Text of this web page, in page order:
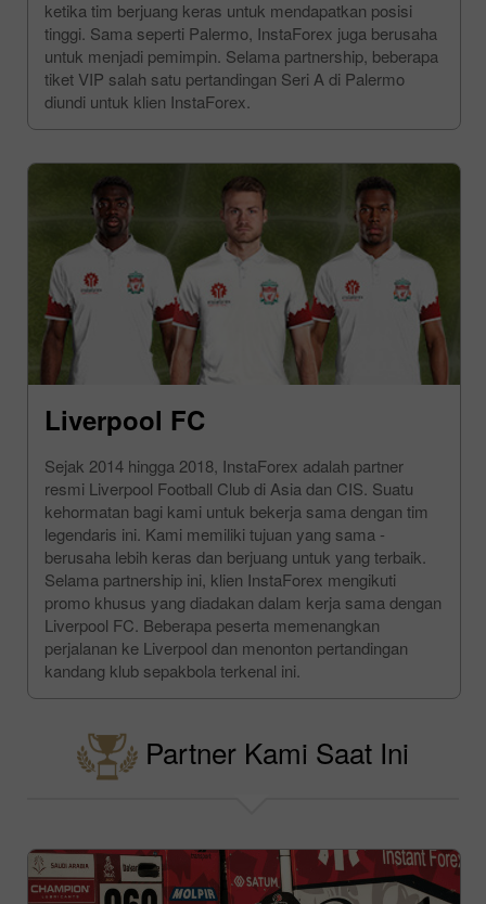
ketika tim berjuang keras untuk mendapatkan posisi
tinggi. Sama seperti Palermo, InstaForex juga berusaha
untuk menjadi pemimpin. Selama partnership, beberapa
tiket VIP salah satu pertandingan Seri A di Palermo
diundi untuk klien InstaForex.
Liverpool FC
Sejak 2014 hingga 2018, InstaForex adalah partner
resmi Liverpool Football Club di Asia dan CIS. Suatu
kehormatan bagi kami untuk bekerja sama dengan tim
legendaris ini. Kami memiliki tujuan yang sama -
berusaha lebih keras dan berjuang untuk yang terbaik.
Selama partnership ini, klien InstaForex mengikuti
promo khusus yang diadakan dalam kerja sama dengan
Liverpool FC. Beberapa peserta memenangkan
perjalanan ke Liverpool dan menonton pertandingan
kandang klub sepakbola terkenal ini.
Partner Kami Saat Ini